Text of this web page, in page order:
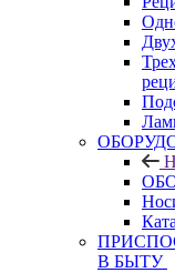
В БЫТУ